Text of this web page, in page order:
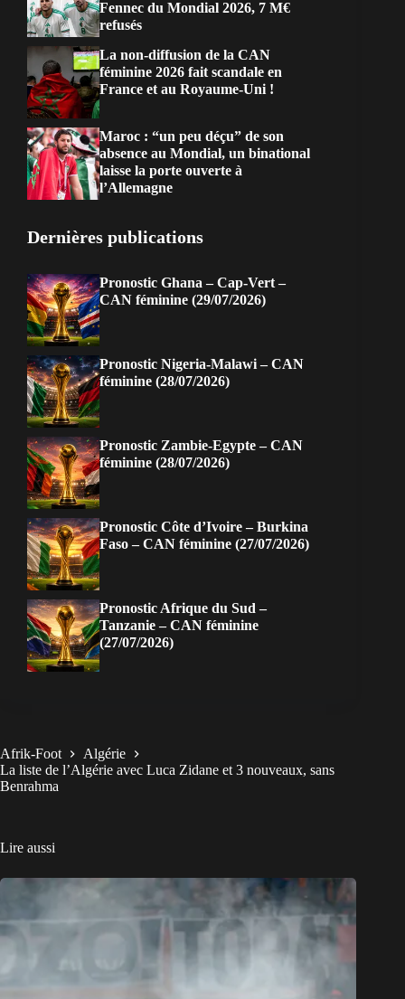
Fennec du Mondial 2026, 7 M€
refusés
La non-diffusion de la CAN
féminine 2026 fait scandale en
France et au Royaume-Uni !
Maroc : “un peu déçu” de son
absence au Mondial, un binational
laisse la porte ouverte à
l’Allemagne
Dernières publications
Pronostic Ghana – Cap-Vert –
CAN féminine (29/07/2026)
Pronostic Nigeria-Malawi – CAN
féminine (28/07/2026)
Pronostic Zambie-Egypte – CAN
féminine (28/07/2026)
Pronostic Côte d’Ivoire – Burkina
Faso – CAN féminine (27/07/2026)
Pronostic Afrique du Sud –
Tanzanie – CAN féminine
(27/07/2026)
Afrik-Foot
Algérie
La liste de l’Algérie avec Luca Zidane et 3 nouveaux, sans
Benrahma
Lire aussi